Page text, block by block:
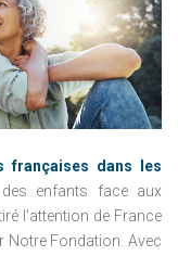
françaises dans les
enfants face aux
l'attention de France
Fondation. Avec